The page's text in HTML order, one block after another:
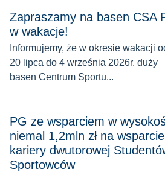
Zapraszamy na basen CSA PG w
Zapraszamy na basen CSA
w wakacje!
Informujemy, że w okresie wakacji
20 lipca do 4 września 2026r. duży
basen Centrum Sportu...
PG ze wsparciem w
niemal 1,2mln zł na wsparcie
kariery dwutorowej
Sportowców